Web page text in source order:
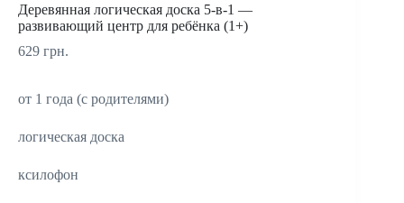
Деревянная логическая доска 5-в-1 —
развивающий центр для ребёнка (1+)
629 грн.
от 1 года (с родителями)
логическая доска
ксилофон